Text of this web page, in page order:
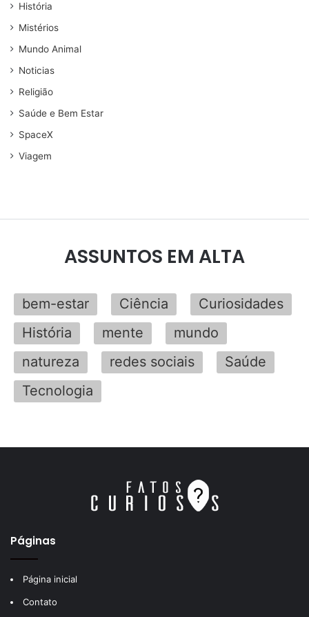
História
Mistérios
Mundo Animal
Noticias
Religião
Saúde e Bem Estar
SpaceX
Viagem
ASSUNTOS EM ALTA
bem-estar Ciência
Curiosidades
História
mente
mundo
natureza
redes sociais
Saúde
Tecnologia
Páginas
Página inicial
Contato